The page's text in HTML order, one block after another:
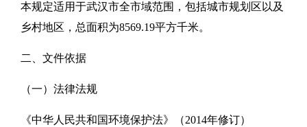
本规定适用于武汉市全市域范围，包括城市规划区以及
乡村地区，总面积为8569.19平方千米。
二、文件依据
（一）法律法规
《中华人民共和国环境保护法》（2014年修订）